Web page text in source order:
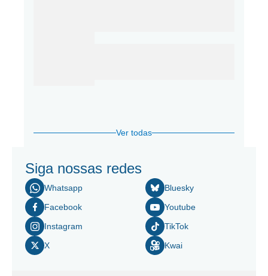
Ver todas
Siga nossas redes
Whatsapp
Facebook
Instagram
X
Bluesky
Youtube
TikTok
Kwai